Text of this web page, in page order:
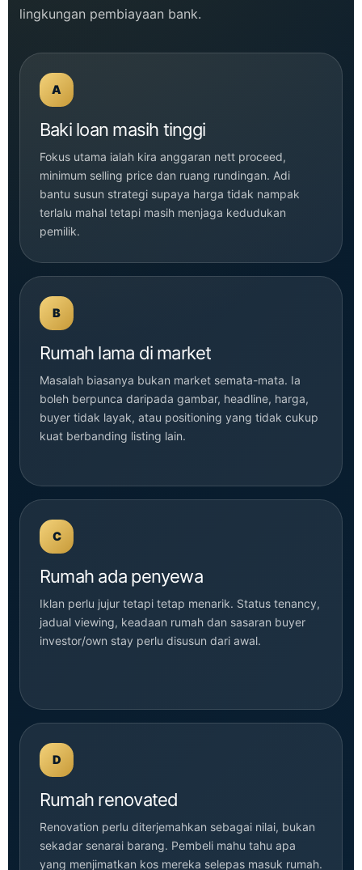
lingkungan pembiayaan bank.
A
Baki loan masih tinggi
Fokus utama ialah kira anggaran nett proceed,
minimum selling price dan ruang rundingan. Adi
bantu susun strategi supaya harga tidak nampak
terlalu mahal tetapi masih menjaga kedudukan
pemilik.
B
Rumah lama di market
Masalah biasanya bukan market semata-mata. Ia
boleh berpunca daripada gambar, headline, harga,
buyer tidak layak, atau positioning yang tidak cukup
kuat berbanding listing lain.
C
Rumah ada penyewa
Iklan perlu jujur tetapi tetap menarik. Status tenancy,
jadual viewing, keadaan rumah dan sasaran buyer
investor/own stay perlu disusun dari awal.
D
Rumah renovated
Renovation perlu diterjemahkan sebagai nilai, bukan
sekadar senarai barang. Pembeli mahu tahu apa
yang menjimatkan kos mereka selepas masuk rumah.